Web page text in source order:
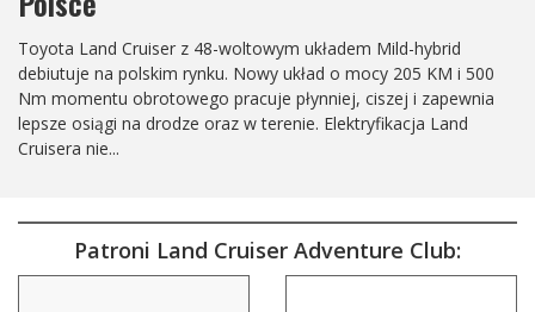
Z okazji 40. rocznicy wprowadzenia modelu Prado do
sprzedaży, światowi specjaliści od pojazdów o ekstremalnej
mobilności, Arctic Trucks, ponownie definiują pojęcie "chłodny i
zdolny", prezentując długo oczekiwanego Land Cruisera 250 /
Prado AT37....
Patroni Land Cruiser Adventure Club: